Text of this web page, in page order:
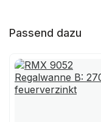
Passend dazu